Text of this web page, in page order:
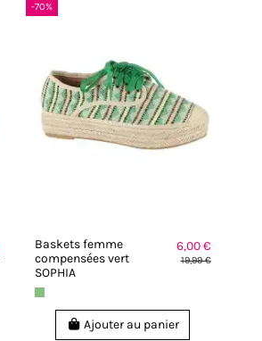
-70%
Baskets femme
compensées vert
SOPHIA
6,00 €
19,99 €
Ajouter au panier